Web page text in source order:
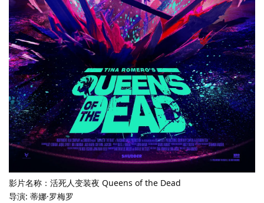
影片名称：活死人变装夜 Queens of the Dead
导演: 蒂娜·罗梅罗